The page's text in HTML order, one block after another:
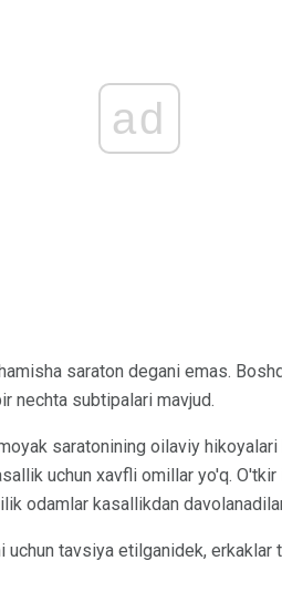
ad
saraton degani emas.
nechta subtipalari mavjud.
saratonining oilaviy
uchun xavfli omillar yo'q.
odamlar kasallikdan
uchun tavsiya etilganidek,